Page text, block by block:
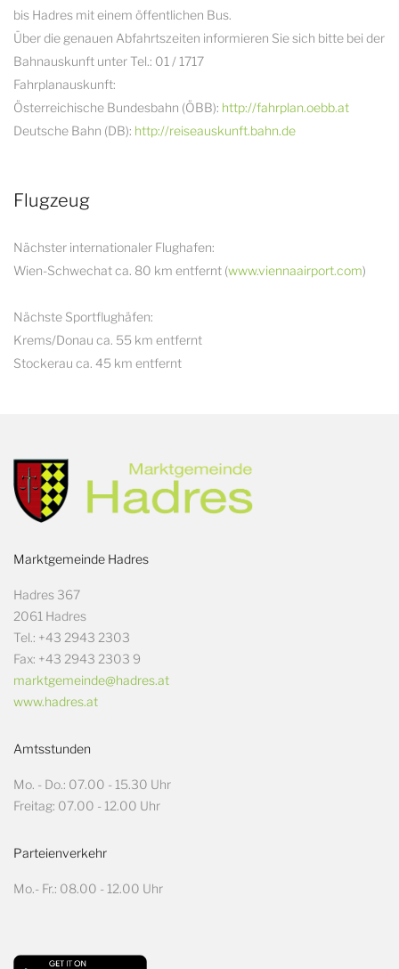
bis Hadres mit einem öffentlichen Bus.
Über die genauen Abfahrtszeiten informieren Sie sich bitte bei der
Bahnauskunft unter Tel.: 01 / 1717
Fahrplanauskunft:
Österreichische Bundesbahn (ÖBB): http://fahrplan.oebb.at
Deutsche Bahn (DB): http://reiseauskunft.bahn.de
Flugzeug
Nächster internationaler Flughafen:
Wien-Schwechat ca. 80 km entfernt (www.viennaairport.com)
Nächste Sportflughäfen:
Krems/Donau ca. 55 km entfernt
Stockerau ca. 45 km entfernt
Marktgemeinde Hadres
Hadres 367
2061 Hadres
Tel.: +43 2943 2303
Fax: +43 2943 2303 9
marktgemeinde@hadres.at
www.hadres.at
Amtsstunden
Mo. - Do.: 07.00 - 15.30 Uhr
Freitag: 07.00 - 12.00 Uhr
Parteienverkehr
Mo.- Fr.: 08.00 - 12.00 Uhr